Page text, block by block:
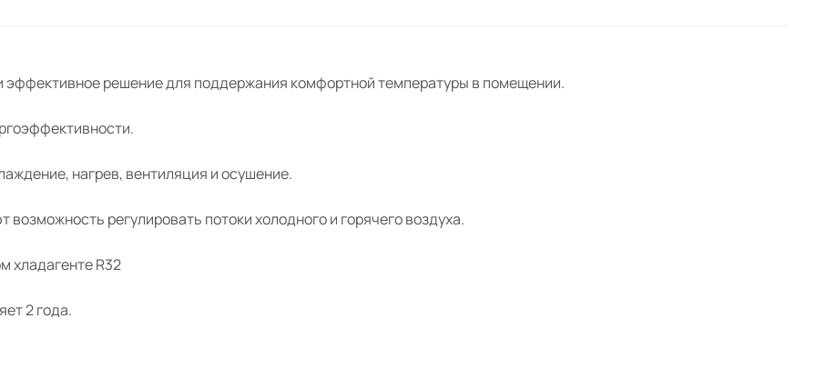
эффективное решение для поддержания комфортной температуры в помещении.
нагрев, вентиляция и осушение.
регулировать потоки холодного и горячего воздуха.
хладагенте R32
2 года.